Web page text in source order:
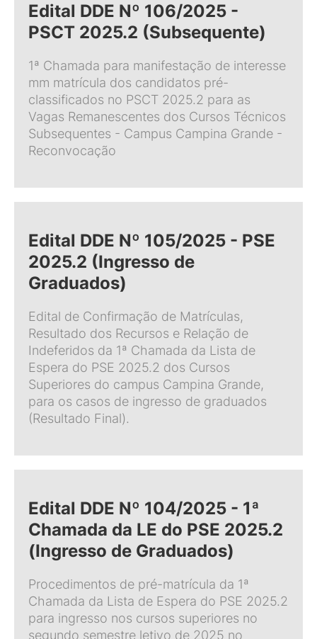
Edital DDE Nº 106/2025 -
PSCT 2025.2 (Subsequente)
1ª Chamada para manifestação de interesse
mm matrícula dos candidatos pré-
classificados no PSCT 2025.2 para as
Vagas Remanescentes dos Cursos Técnicos
Subsequentes - Campus Campina Grande -
Reconvocação
Edital DDE Nº 105/2025 - PSE
2025.2 (Ingresso de
Graduados)
Edital de Confirmação de Matrículas,
Resultado dos Recursos e Relação de
Indeferidos da 1ª Chamada da Lista de
Espera do PSE 2025.2 dos Cursos
Superiores do campus Campina Grande,
para os casos de ingresso de graduados
(Resultado Final).
Edital DDE Nº 104/2025 - 1ª
Chamada da LE do PSE 2025.2
(Ingresso de Graduados)
Procedimentos de pré-matrícula da 1ª
Chamada da Lista de Espera do PSE 2025.2
para ingresso nos cursos superiores no
segundo semestre letivo de 2025 no